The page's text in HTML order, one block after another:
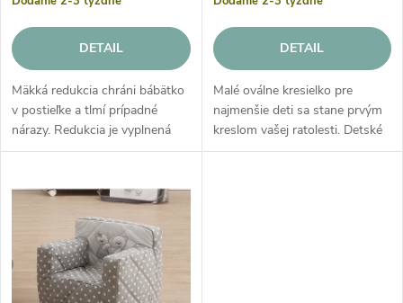
d
u
k
t
v
d
u
k
t
o
v
DETAIL
Mäkká redukcia chráni bábätko
v postieľke a tlmí prípadné
nárazy. Redukcia je vyplnená
špeciálnou hrubou
silikónového vlákna, vďaka
DETAIL
Malé oválne kresielko pre
najmenšie deti sa stane prvým
kreslom vašej ratolesti. Detské
kreslo môže slúžiť aj ako